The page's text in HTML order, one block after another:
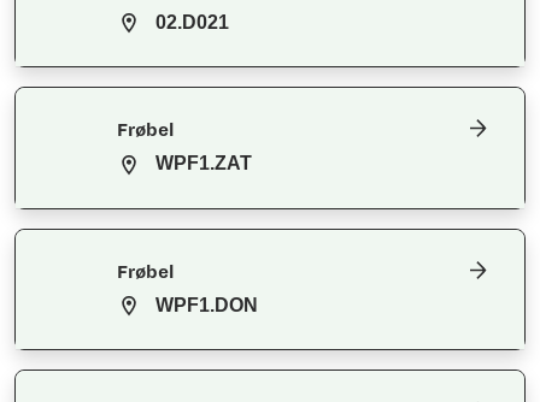
02.D021
Frøbel
WPF1.ZAT
Frøbel
WPF1.DON